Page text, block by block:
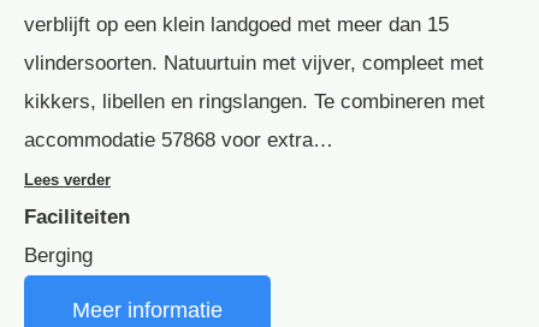
verblijft op een klein landgoed met meer dan 15
vlindersoorten. Natuurtuin met vijver, compleet met
kikkers, libellen en ringslangen. Te combineren met
accommodatie 57868 voor extra…
Lees verder
Faciliteiten
Berging
Meer informatie